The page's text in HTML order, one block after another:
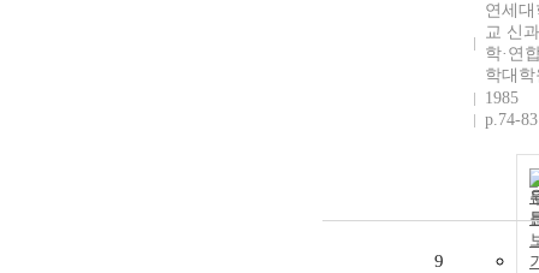
연세대
교 신
학·연
학대학
1985
p.74-83
9